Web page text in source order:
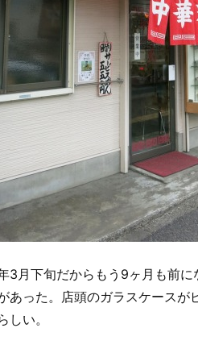
3月下旬だからもう9ヶ月も前
あった。店頭のガラスケース
しい。